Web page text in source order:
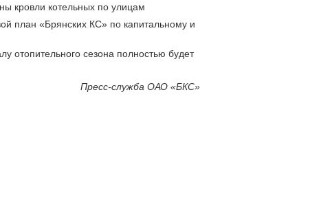
кровли котельных по улицам
план «Брянских КС» по капитальному и
отопительного сезона полностью будет
Пресс-служба ОАО «БКС»